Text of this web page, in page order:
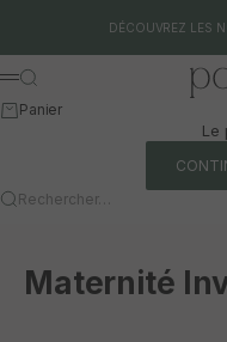
DÉCOUVREZ LES
Polín
Menu
Rechercher
Panier
Le
Rechercher…
Maternité